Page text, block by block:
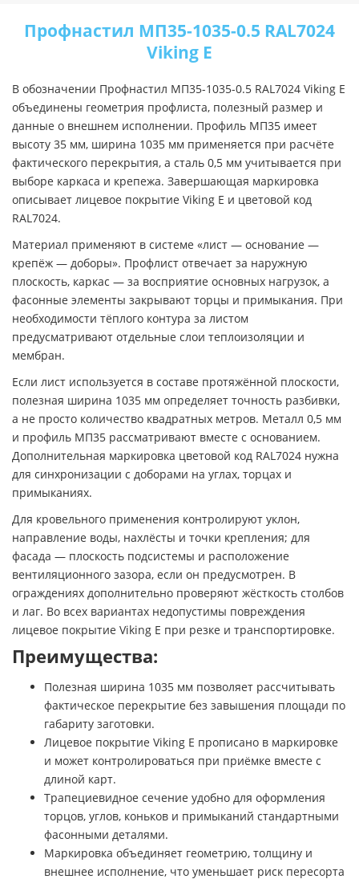
Профнастил МП35-1035-0.5 RAL7024
Viking E
В обозначении Профнастил МП35-1035-0.5 RAL7024 Viking E
объединены геометрия профлиста, полезный размер и
данные о внешнем исполнении. Профиль МП35 имеет
высоту 35 мм, ширина 1035 мм применяется при расчёте
фактического перекрытия, а сталь 0,5 мм учитывается при
выборе каркаса и крепежа. Завершающая маркировка
описывает лицевое покрытие Viking E и цветовой код
RAL7024.
Материал применяют в системе «лист — основание —
крепёж — доборы». Профлист отвечает за наружную
плоскость, каркас — за восприятие основных нагрузок, а
фасонные элементы закрывают торцы и примыкания. При
необходимости тёплого контура за листом
предусматривают отдельные слои теплоизоляции и
мембран.
Если лист используется в составе протяжённой плоскости,
полезная ширина 1035 мм определяет точность разбивки,
а не просто количество квадратных метров. Металл 0,5 мм
и профиль МП35 рассматривают вместе с основанием.
Дополнительная маркировка цветовой код RAL7024 нужна
для синхронизации с доборами на углах, торцах и
примыканиях.
Для кровельного применения контролируют уклон,
направление воды, нахлёсты и точки крепления; для
фасада — плоскость подсистемы и расположение
вентиляционного зазора, если он предусмотрен. В
ограждениях дополнительно проверяют жёсткость столбов
и лаг. Во всех вариантах недопустимы повреждения
лицевое покрытие Viking E при резке и транспортировке.
Преимущества:
Полезная ширина 1035 мм позволяет рассчитывать
фактическое перекрытие без завышения площади по
габариту заготовки.
Лицевое покрытие Viking E прописано в маркировке
и может контролироваться при приёмке вместе с
длиной карт.
Трапециевидное сечение удобно для оформления
торцов, углов, коньков и примыканий стандартными
фасонными деталями.
Маркировка объединяет геометрию, толщину и
внешнее исполнение, что уменьшает риск пересорта